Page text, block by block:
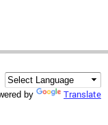
by Translate